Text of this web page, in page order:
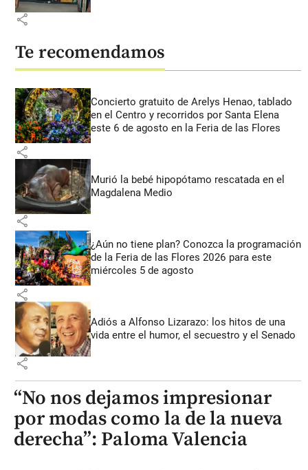
share
Te recomendamos
Concierto gratuito de Arelys Henao, tablado
en el Centro y recorridos por Santa Elena
este 6 de agosto en la Feria de las Flores
share
Murió la bebé hipopótamo rescatada en el
Magdalena Medio
share
¿Aún no tiene plan? Conozca la programación
de la Feria de las Flores 2026 para este
miércoles 5 de agosto
share
Adiós a Alfonso Lizarazo: los hitos de una
vida entre el humor, el secuestro y el Senado
share
“No nos dejamos impresionar
por modas como la de la nueva
derecha”: Paloma Valencia